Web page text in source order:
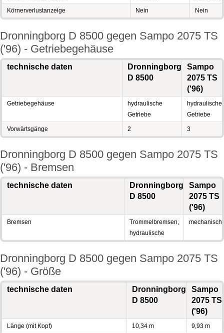
Körnerverlustanzeige Nein Nein
Dronningborg D 8500 gegen Sampo 2075 TS
('96) - Getriebegehäuse
technische daten
Dronningborg
D 8500
Sampo
2075 TS
('96)
Getriebegehäuse
hydraulische
Getriebe
hydraulische
Getriebe
Vorwärtsgänge 2 3
Dronningborg D 8500 gegen Sampo 2075 TS
('96) - Bremsen
technische daten
Dronningborg
D 8500
Sampo
2075 TS
('96)
Bremsen
Trommelbremsen,
hydraulische
mechanisch
Dronningborg D 8500 gegen Sampo 2075 TS
('96) - Größe
technische daten
Dronningborg
D 8500
Sampo
2075 TS
('96)
Länge (mit Kopf) 10,34 m 9,93 m